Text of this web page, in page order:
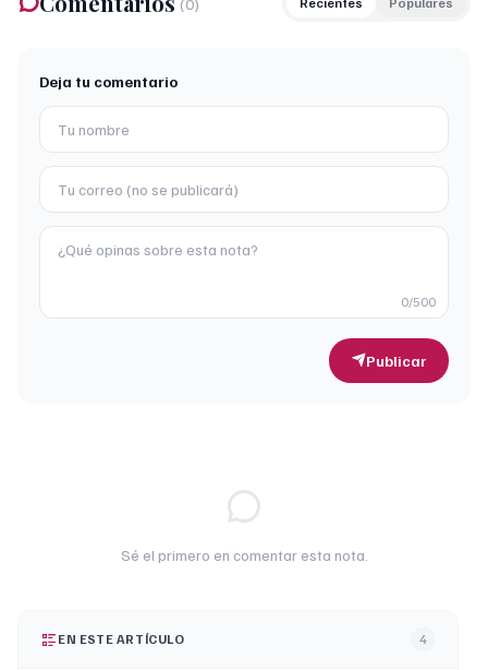
Deja tu comentario
0/500
Publicar
Sé el primero en comentar esta nota.
EN ESTE ARTÍCULO 4